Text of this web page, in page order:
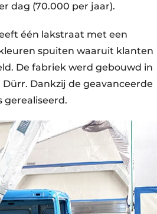
dag (70.000 per jaar).
één lakstraat met een
spuiten waaruit klanten
De fabriek werd gebouwd in
Dankzij de geavanceerde
gerealiseerd.